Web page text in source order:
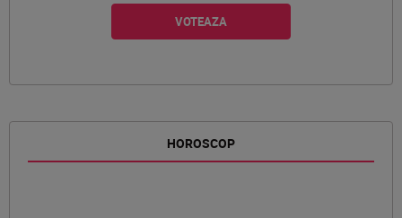
HOROSCOP